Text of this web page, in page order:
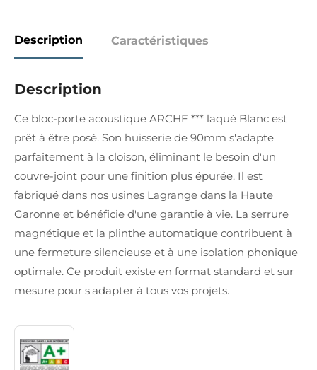
Description Caractéristiques
Description
Ce bloc-porte acoustique ARCHE *** laqué Blanc est
prêt à être posé. Son huisserie de 90mm s'adapte
parfaitement à la cloison, éliminant le besoin d'un
couvre-joint pour une finition plus épurée. Il est
fabriqué dans nos usines Lagrange dans la Haute
Garonne et bénéficie d'une garantie à vie. La serrure
magnétique et la plinthe automatique contribuent à
une fermeture silencieuse et à une isolation phonique
optimale. Ce produit existe en format standard et sur
mesure pour s'adapter à tous vos projets.